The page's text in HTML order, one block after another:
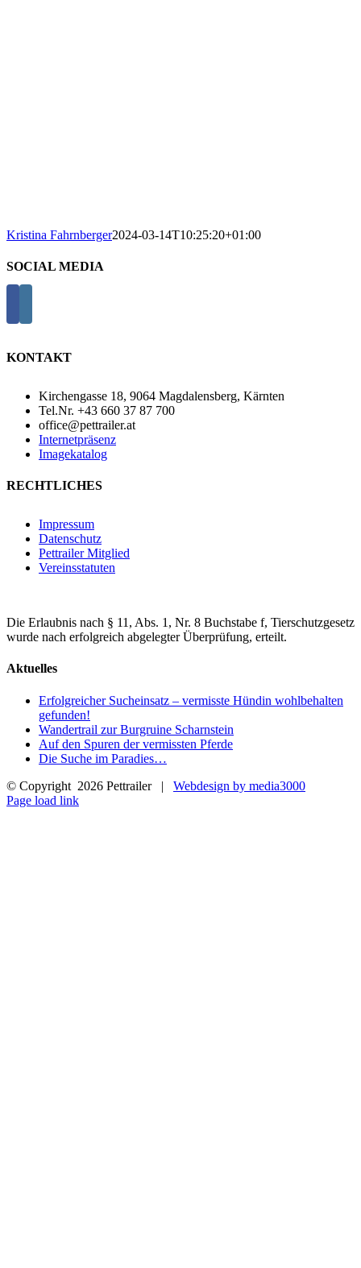
Kristina Fahrnberger2024-03-14T10:25:20+01:00
SOCIAL MEDIA
KONTAKT
Kirchengasse 18, 9064 Magdalensberg, Kärnten
Tel.Nr. +43 660 37 87 700
office@pettrailer.at
Internetpräsenz
Imagekatalog
RECHTLICHES
Impressum
Datenschutz
Pettrailer Mitglied
Vereinsstatuten
Die Erlaubnis nach § 11, Abs. 1, Nr. 8 Buchstabe f, Tierschutzgesetz
wurde nach erfolgreich abgelegter Überprüfung, erteilt.
Aktuelles
Erfolgreicher Sucheinsatz – vermisste Hündin wohlbehalten
gefunden!
Wandertrail zur Burgruine Scharnstein
Auf den Spuren der vermissten Pferde
Die Suche im Paradies…
© Copyright 2026 Pettrailer | Webdesign by media3000
Facebook
Page load link